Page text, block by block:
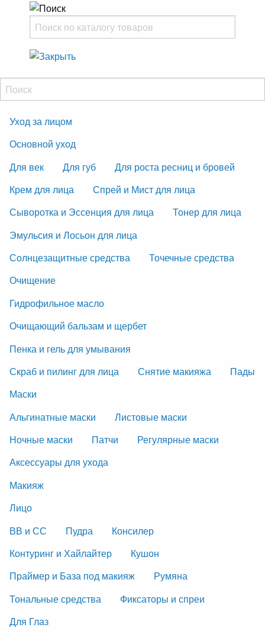
Уход за лицом
Основной уход
Для век
Для губ
Для роста ресниц и бровей
Крем для лица
Спрей и Мист для лица
Сыворотка и Эссенция для лица
Тонер для лица
Эмульсия и Лосьон для лица
Солнцезащитные средства
Точечные средства
Очищение
Гидрофильное масло
Очищающий бальзам и щербет
Пенка и гель для умывания
Скраб и пилинг для лица
Снятие макияжа
Пады
Маски
Альгинатные маски
Листовые маски
Ночные маски
Патчи
Регулярные маски
Аксессуары для ухода
Макияж
Лицо
ВВ и СС
Пудра
Консилер
Контуринг и Хайлайтер
Кушон
Праймер и База под макияж
Румяна
Тональные средства
Фиксаторы и спреи
Для Глаз